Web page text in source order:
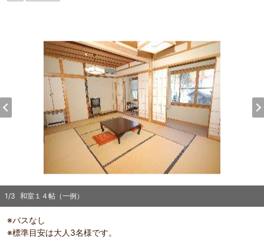
1/3 和室１４帖（一例）
※バスなし
※標準目安は大人3名様です。